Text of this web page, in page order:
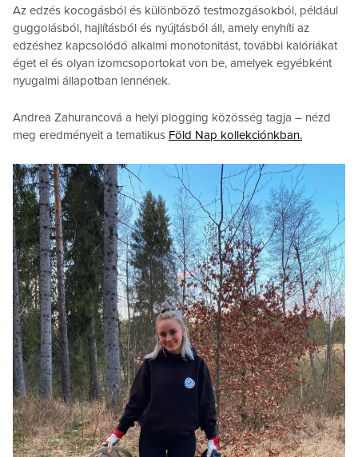
Az edzés kocogásból és különböző testmozgásokból, például
guggolásból, hajlításból és nyújtásból áll, amely enyhíti az
edzéshez kapcsolódó alkalmi monotonitást, további kalóriákat
éget el és olyan izomcsoportokat von be, amelyek egyébként
nyugalmi állapotban lennének.
Andrea Zahurancová a helyi plogging közösség tagja – nézd
meg eredményeit a tematikus Föld Nap kollekciónkban.